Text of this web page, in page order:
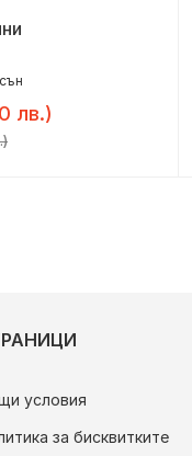
лв.)
условия
за бисквитките